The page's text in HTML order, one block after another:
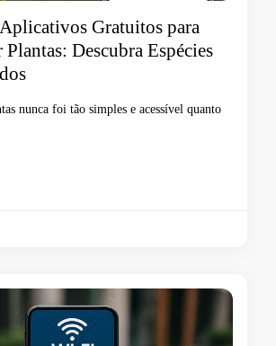
Gratuitos para
Descubra Espécies
nunca foi tão simples e acessível quanto